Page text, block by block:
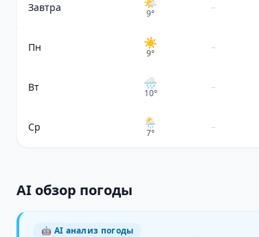
Завтра 9° –
Пн ☀️
9° –
Вт 🌧
10° –
Ср 🌦
7° –
AI обзор погоды
🤖 AI анализ погоды